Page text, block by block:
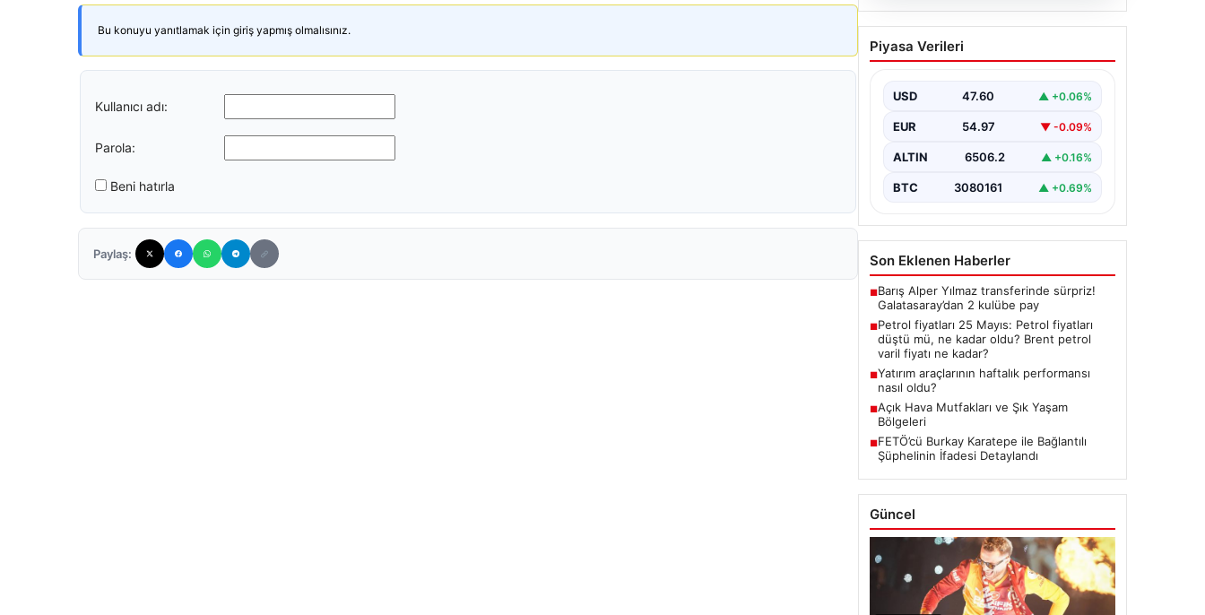
Bu konuyu yanıtlamak için giriş yapmış olmalısınız.
Kullanıcı adı:
Parola:
Beni hatırla
Paylaş:
05.08.2026
Petrol fiyatları 25 Mayıs:
Petrol fiyatları düştü mü,
petrol varil fiyatı ne
kadar?
Piyasa Verileri
USD 47.60 ▲ +0.06%
EUR 54.97 ▼ -0.09%
ALTIN 6506.2 ▲ +0.16%
BTC 3080161 ▲ +0.69%
Son Eklenen Haberler
■Barış Alper Yılmaz transferinde sürpriz!
Galatasaray’dan 2 kulübe pay
■Petrol fiyatları 25 Mayıs: Petrol fiyatları
düştü mü, ne kadar oldu? Brent petrol
varil fiyatı ne kadar?
■Yatırım araçlarının haftalık performansı
nasıl oldu?
■Açık Hava Mutfakları ve Şık Yaşam
Bölgeleri
■FETÖ’cü Burkay Karatepe ile Bağlantılı
Şüphelinin İfadesi Detaylandı
Güncel